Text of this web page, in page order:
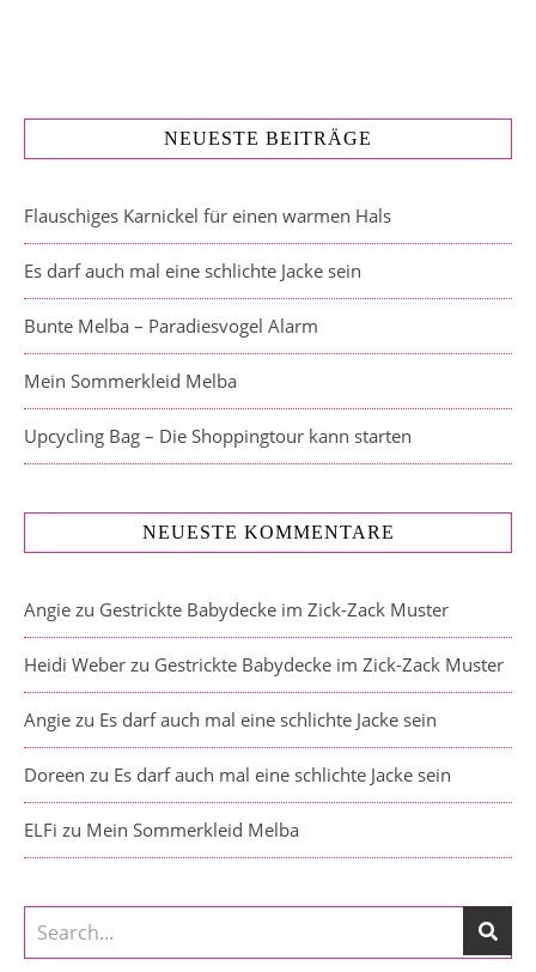
NEUESTE BEITRÄGE
Flauschiges Karnickel für einen warmen Hals
Es darf auch mal eine schlichte Jacke sein
Bunte Melba – Paradiesvogel Alarm
Mein Sommerkleid Melba
Upcycling Bag – Die Shoppingtour kann starten
NEUESTE KOMMENTARE
Angie zu Gestrickte Babydecke im Zick-Zack Muster
Heidi Weber zu Gestrickte Babydecke im Zick-Zack Muster
Angie zu Es darf auch mal eine schlichte Jacke sein
Doreen zu Es darf auch mal eine schlichte Jacke sein
ELFi zu Mein Sommerkleid Melba